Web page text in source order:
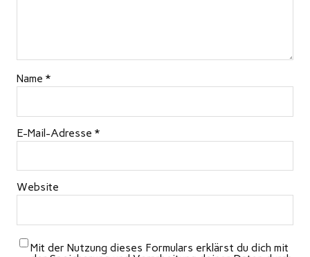
Name *
E-Mail-Adresse *
Website
Mit der Nutzung dieses Formulars erklärst du dich mit